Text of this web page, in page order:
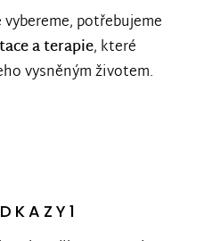
potřebujeme
aterapie, které
vysněným životem.